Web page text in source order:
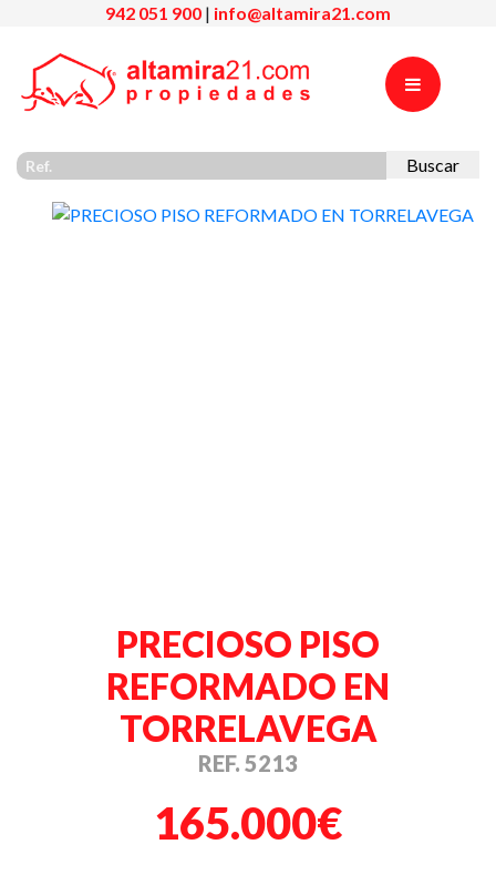
942 051 900 | info@altamira21.com
Buscar
PRECIOSO PISO
REFORMADO EN
TORRELAVEGA
REF. 5213
165.000€